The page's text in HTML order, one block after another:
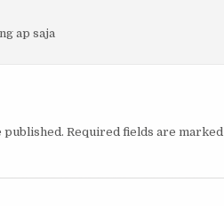
ap saja
published. Required fields are marked